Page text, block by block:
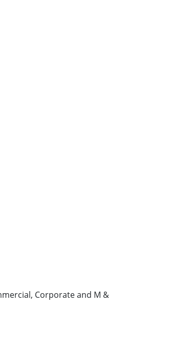
Corporate and M &